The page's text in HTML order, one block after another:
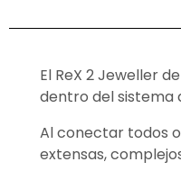
El ReX 2 Jeweller
dentro del sistema
Al conectar todos
extensas,